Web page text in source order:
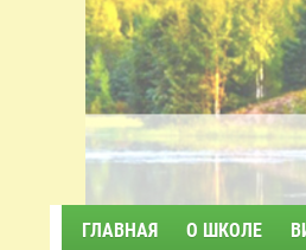
ГЛАВНАЯ О ШКОЛЕ